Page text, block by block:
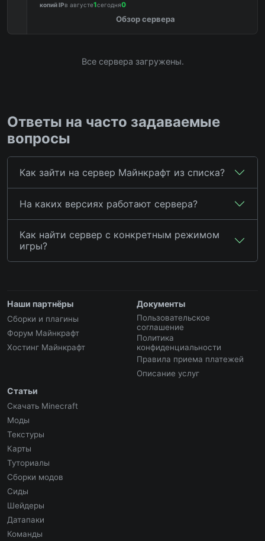
копий IPв августе1сегодня0
Обзор сервера
Все сервера загружены.
Ответы на часто задаваемые
вопросы
Как зайти на сервер Майнкрафт из списка?
На каких версиях работают сервера?
Как найти сервер с конкретным режимом
игры?
Наши партнёры
Сборки и плагины
Форум Майнкрафт
Хостинг Майнкрафт
Документы
Пользовательское
соглашение
Политика
конфиденциальности
Правила приема платежей
Описание услуг
Статьи
Скачать Minecraft
Моды
Текстуры
Карты
Туториалы
Сборки модов
Сиды
Шейдеры
Датапаки
Команды